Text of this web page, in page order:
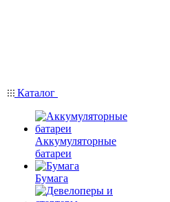
Каталог
Аккумуляторные
батареи
Бумага